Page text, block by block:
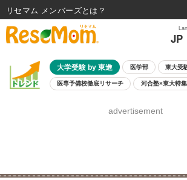
JP
大学受験 by 東進 医学部 東大受
医専予備校徹底リサーチ 河合塾×東大特集
8月開催学校説明会・相談会
advertisement
リセマム メンバーズ